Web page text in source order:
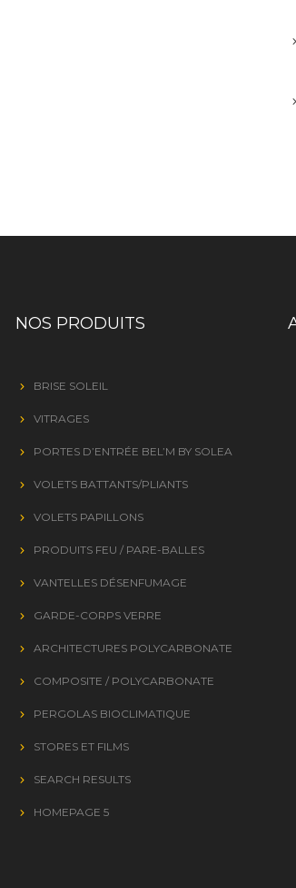
NOS PRODUITS
BRISE SOLEIL
VITRAGES
PORTES D’ENTRÉE BEL’M BY SOLEA
VOLETS BATTANTS/PLIANTS
VOLETS PAPILLONS
PRODUITS FEU / PARE-BALLES
VANTELLES DÉSENFUMAGE
GARDE-CORPS VERRE
ARCHITECTURES POLYCARBONATE
COMPOSITE / POLYCARBONATE
PERGOLAS BIOCLIMATIQUE
STORES ET FILMS
SEARCH RESULTS
HOMEPAGE 5